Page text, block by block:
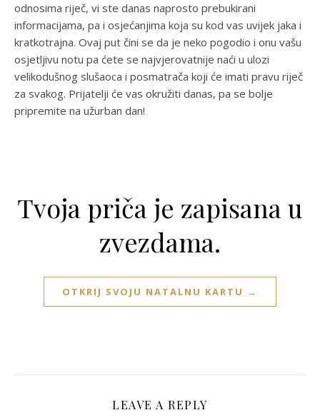
odnosima riječ, vi ste danas naprosto prebukirani
informacijama, pa i osjećanjima koja su kod vas uvijek jaka i
kratkotrajna. Ovaj put čini se da je neko pogodio i onu vašu
osjetljivu notu pa ćete se najvjerovatnije naći u ulozi
velikodušnog slušaoca i posmatrača koji će imati pravu riječ
za svakog. Prijatelji će vas okružiti danas, pa se bolje
pripremite na užurban dan!
Tvoja priča je zapisana u
zvezdama.
OTKRIJ SVOJU NATALNU KARTU →
LEAVE A REPLY